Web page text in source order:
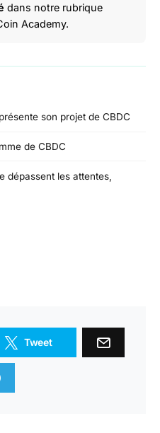
dans notre rubrique
Academy.
son projet de CBDC
de CBDC
dépassent les attentes,
Tweet